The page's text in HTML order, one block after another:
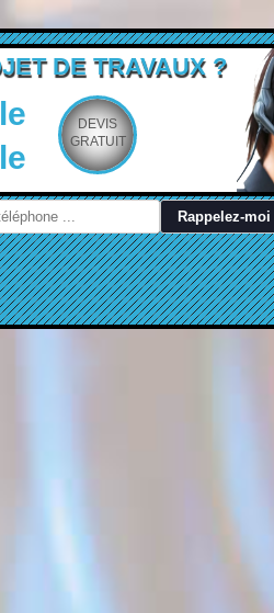
DE TRAVAUX ?
DEVIS
GRATUIT